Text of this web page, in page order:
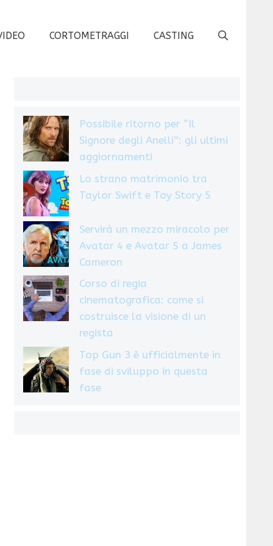
CORTOMETRAGGI CASTING
Possibile ritorno per “Il
Signore degli Anelli”: gli ultimi
aggiornamenti
Lo strano matrimonio tra
Taylor Swift e Toy Story 5
Servirà un mezzo miracolo per
Avatar 4 e Avatar 5 a James
Cameron
Corso di regia
cinematografica: come si
costruisce la visione di un
regista
Top Gun 3 è ufficialmente in
fase di sviluppo in questa
fase